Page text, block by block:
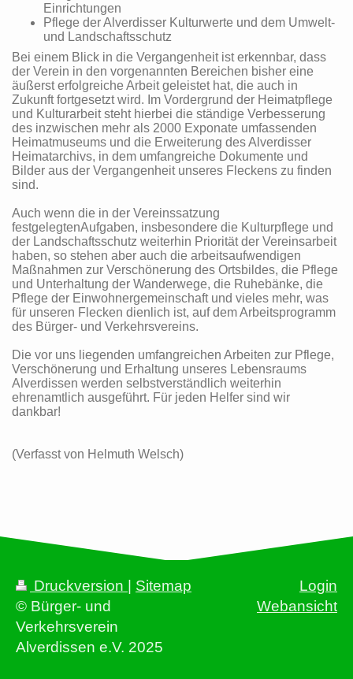
Einrichtungen
Pflege der Alverdisser Kulturwerte und dem Umwelt-
und Landschaftsschutz
Bei einem Blick in die Vergangenheit ist erkennbar, dass
der Verein in den vorgenannten Bereichen bisher eine
äußerst erfolgreiche Arbeit geleistet hat, die auch in
Zukunft fortgesetzt wird. Im Vordergrund der Heimatpflege
und Kulturarbeit steht hierbei die ständige Verbesserung
des inzwischen mehr als 2000 Exponate umfassenden
Heimatmuseums und die Erweiterung des Alverdisser
Heimatarchivs, in dem umfangreiche Dokumente und
Bilder aus der Vergangenheit unseres Fleckens zu finden
sind.
Auch wenn die in der Vereinssatzung
festgelegtenAufgaben, insbesondere die Kulturpflege und
der Landschaftsschutz weiterhin Priorität der Vereinsarbeit
haben, so stehen aber auch die arbeitsaufwendigen
Maßnahmen zur Verschönerung des Ortsbildes, die Pflege
und Unterhaltung der Wanderwege, die Ruhebänke, die
Pflege der Einwohnergemeinschaft und vieles mehr, was
für unseren Flecken dienlich ist, auf dem Arbeitsprogramm
des Bürger- und Verkehrsvereins.
Die vor uns liegenden umfangreichen Arbeiten zur Pflege,
Verschönerung und Erhaltung unseres Lebensraums
Alverdissen werden selbstverständlich weiterhin
ehrenamtlich ausgeführt. Für jeden Helfer sind wir
dankbar!
(Verfasst von Helmuth Welsch)
Druckversion | Sitemap
© Bürger- und
Verkehrsverein
Alverdissen e.V. 2025
Login
Webansicht